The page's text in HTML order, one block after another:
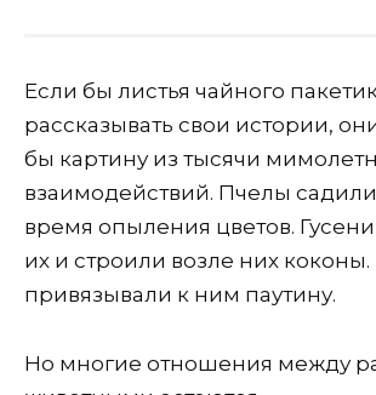
Если бы листья чайного
рассказывать свои истории,
бы картину из тысячи
взаимодействий. Пчелы
время опыления цветов.
их и строили возле них коконы.
привязывали к ним паутину.
Но многие отношения между